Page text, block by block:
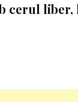
cerul